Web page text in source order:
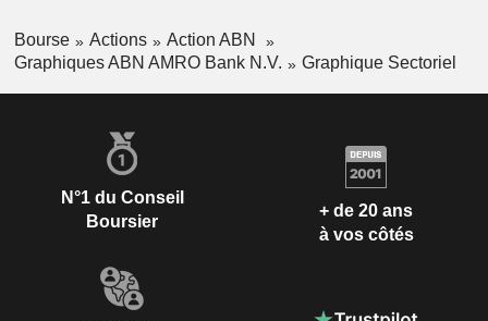
Bourse Actions
Action ABN
Graphiques ABN AMRO Bank N.V.
Graphique Sectoriel
N°1 du Conseil
Boursier
+ de 20 ans
à vos côtés